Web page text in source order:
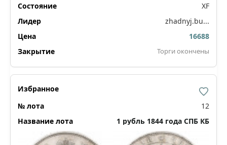
XF
zhadnyj.bu...
16688
Торги окончены
12
1 рубль 1844 года СПБ КБ